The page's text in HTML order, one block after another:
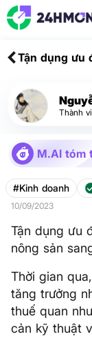
Tận dụng ưu
Thành
M.AI tóm
#Kinh doanh
10/09/2023
Tận dụng ưu
nông sản
Thời gian
tăng trưởng
thuế quan
cản kỹ thuật